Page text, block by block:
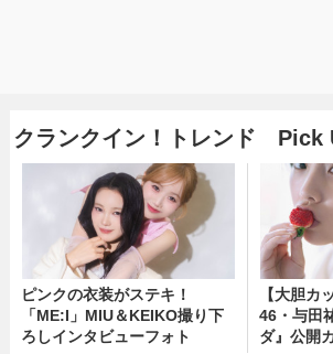
クランクイン！トレンド Pick
ピンクの衣装がステキ！
「ME:I」MIU＆KEIKO撮り下
ろしインタビューフォト
【大胆カ
46・与田
ダ』公開